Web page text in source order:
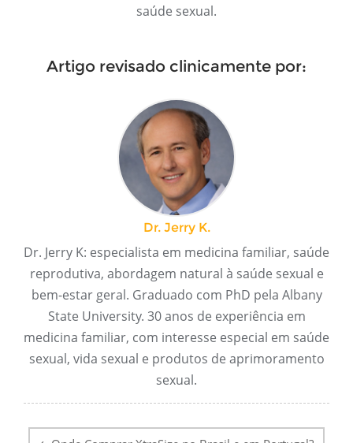
saúde sexual.
Artigo revisado clinicamente por:
Dr. Jerry K.
Dr. Jerry K: especialista em medicina familiar, saúde
reprodutiva, abordagem natural à saúde sexual e
bem-estar geral. Graduado com PhD pela Albany
State University. 30 anos de experiência em
medicina familiar, com interesse especial em saúde
sexual, vida sexual e produtos de aprimoramento
sexual.
navegação